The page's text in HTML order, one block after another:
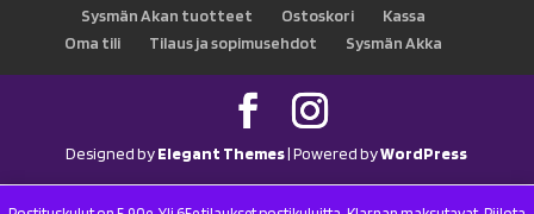
Sysmän Akan tuotteet
Ostoskori
Kassa
Oma tili
Tilaus ja sopimusehdot Sysmän Akka
Designed byElegant Themes| Powered byWordPress